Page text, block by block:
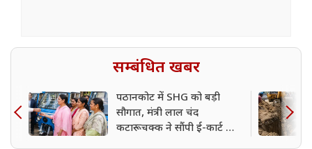
सम्बंधित खबर
पठानकोट में SHG को बड़ी
सौगात, मंत्री लाल चंद
कटारूचक्क ने सौंपी ई-कार्ट की